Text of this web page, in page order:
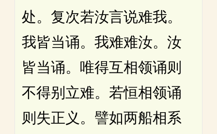
处。复次若汝言说难我。
我皆当诵。我难难汝。汝
皆当诵。唯得互相领诵则
不得别立难。若恒相领诵
则失正义。譬如两船相系